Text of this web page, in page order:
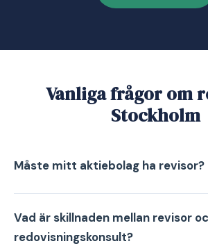
Vanliga frågor om
Stockholm
Måste mitt aktiebolag ha revisor?
Vad är skillnaden mellan revisor
redovisningskonsult?